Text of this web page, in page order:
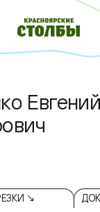
Евгений
↘